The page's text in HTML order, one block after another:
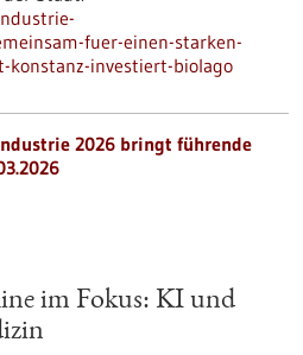
fuer-einen-starken-
investiert-biolago
2026 bringt führende
im Fokus: KI und